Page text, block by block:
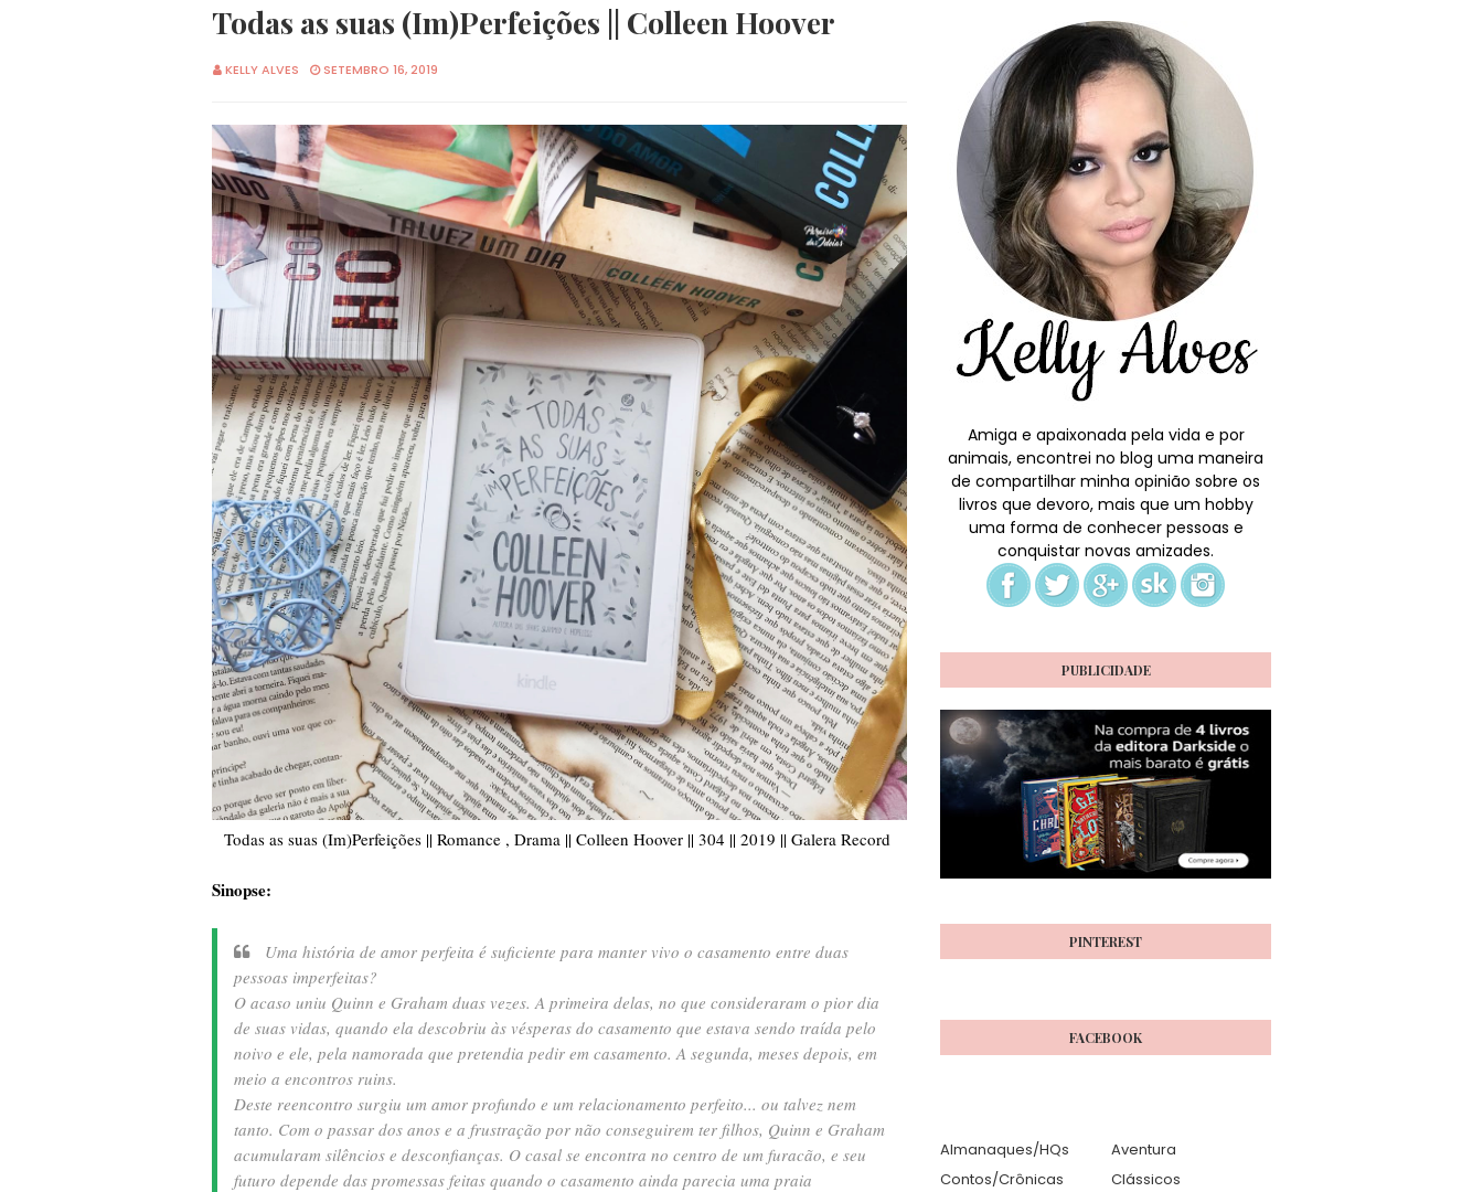
Todas as suas (Im)Perfeições || Colleen Hoover
KELLY ALVES SETEMBRO 16, 2019
Todas as suas (Im)Perfeições || Romance , Drama || Colleen Hoover || 304 || 2019 || Galera Record
Sinopse:
Uma história de amor perfeita é suficiente para manter vivo o casamento entre duas
pessoas imperfeitas?
O acaso uniu Quinn e Graham duas vezes. A primeira delas, no que consideraram o pior dia
de suas vidas, quando ela descobriu às vésperas do casamento que estava sendo traída pelo
noivo e ele, pela namorada que pretendia pedir em casamento. A segunda, meses depois, em
meio a encontros ruins.
Deste reencontro surgiu um amor profundo e um relacionamento perfeito... ou talvez nem
tanto. Com o passar dos anos e a frustração por não conseguirem ter filhos, Quinn e Graham
acumularam silêncios e desconfianças. O casal se encontra no centro de um furacão, e seu
futuro depende das promessas feitas quando o casamento ainda parecia uma praia
Amiga e apaixonada pela vida e por
animais, encontrei no blog uma maneira
de compartilhar minha opinião sobre os
livros que devoro, mais que um hobby
uma forma de conhecer pessoas e
conquistar novas amizades.
PUBLICIDADE
PINTEREST
FACEBOOK
Almanaques/HQs
Aventura
Contos/Crônicas
Clássicos